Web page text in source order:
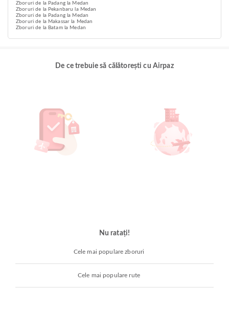
Zboruri de la Padang la Medan
Zboruri de la Pekanbaru la Medan
Zboruri de la Padang la Medan
Zboruri de la Makassar la Medan
Zboruri de la Batam la Medan
De ce trebuie să călătorești cu Airpaz
Nu ratați!
Cele mai populare zboruri
Cele mai populare rute